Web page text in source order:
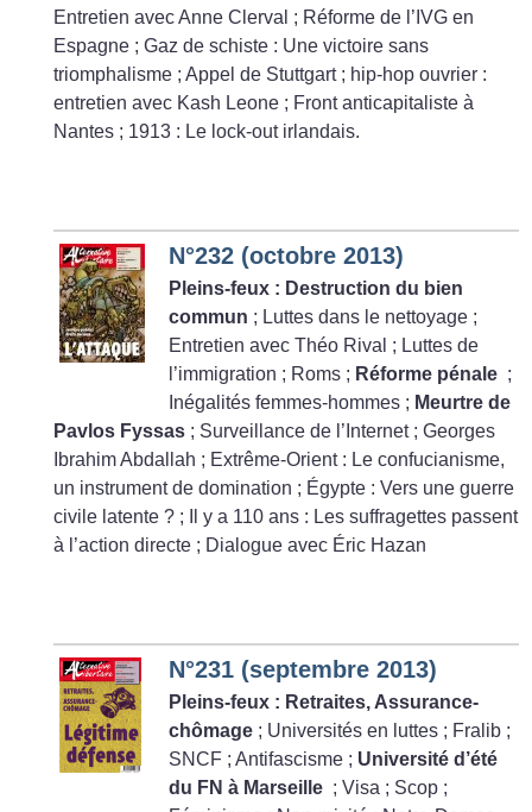
Entretien avec Anne Clerval ; Réforme de l’IVG en
Espagne ; Gaz de schiste : Une victoire sans
triomphalisme ; Appel de Stuttgart ; hip-hop ouvrier :
entretien avec Kash Leone ; Front anticapitaliste à
Nantes ; 1913 : Le lock-out irlandais.
N°232 (octobre 2013)
Pleins-feux : Destruction du bien
commun ; Luttes dans le nettoyage ;
Entretien avec Théo Rival ; Luttes de
l’immigration ; Roms ; Réforme pénale ;
Inégalités femmes-hommes ; Meurtre de
Pavlos Fyssas ; Surveillance de l’Internet ; Georges
Ibrahim Abdallah ; Extrême-Orient : Le confucianisme,
un instrument de domination ; Égypte : Vers une guerre
civile latente ? ; Il y a 110 ans : Les suffragettes passent
à l’action directe ; Dialogue avec Éric Hazan
N°231 (septembre 2013)
Pleins-feux : Retraites, Assurance-
chômage ; Universités en luttes ; Fralib ;
SNCF ; Antifascisme ; Université d’été
du FN à Marseille ; Visa ; Scop ;